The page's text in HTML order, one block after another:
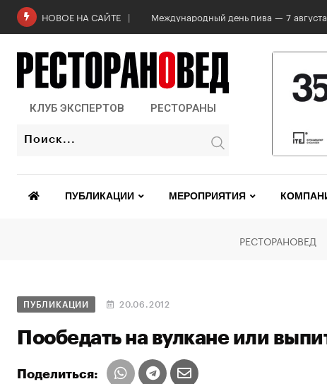
НОВОЕ НА САЙТЕ Международный день пива — 7
КЛУБ ЭКСПЕРТОВ РЕСТОРАНЫ
ПУБЛИКАЦИИ МЕРОПРИЯТИЯ
РЕСТОРАНОВЕД
ПУБЛИКАЦИИ 20.06.2012
Пообедать на вулкане или
Поделиться: